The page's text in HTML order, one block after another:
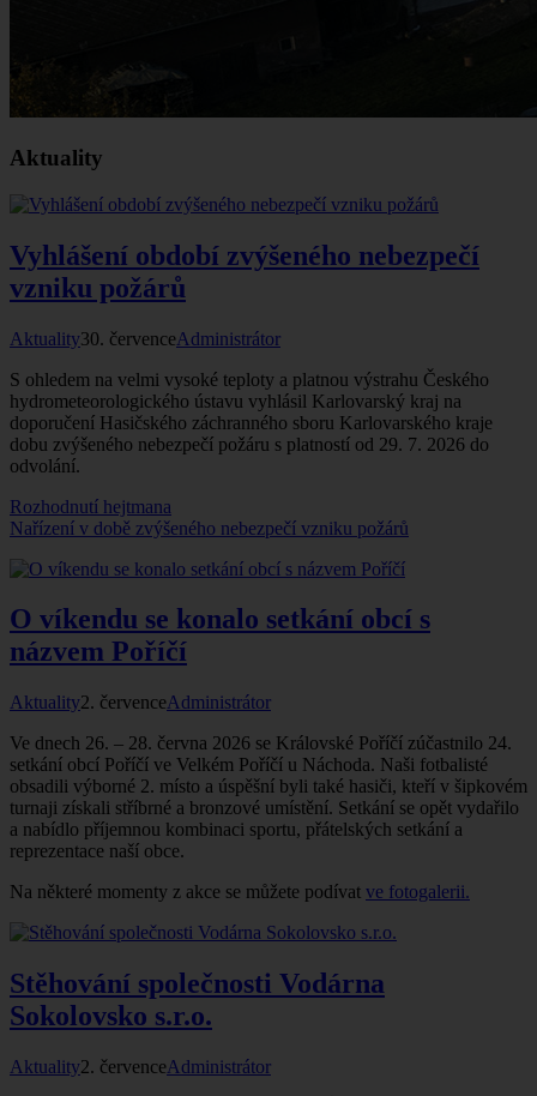
Aktuality
Vyhlášení období zvýšeného nebezpečí
vzniku požárů
Aktuality30. červenceAdministrátor
S ohledem na velmi vysoké teploty a platnou výstrahu Českého
hydrometeorologického ústavu vyhlásil Karlovarský kraj na
doporučení Hasičského záchranného sboru Karlovarského kraje
dobu zvýšeného nebezpečí požáru s platností od 29. 7. 2026 do
odvolání.
Rozhodnutí hejtmana
Nařízení v době zvýšeného nebezpečí vzniku požárů
O víkendu se konalo setkání obcí s
názvem Poříčí
Aktuality2. červenceAdministrátor
Ve dnech 26. – 28. června 2026 se Královské Poříčí zúčastnilo 24.
setkání obcí Poříčí ve Velkém Poříčí u Náchoda. Naši fotbalisté
obsadili výborné 2. místo a úspěšní byli také hasiči, kteří v šipkovém
turnaji získali stříbrné a bronzové umístění. Setkání se opět vydařilo
a nabídlo příjemnou kombinaci sportu, přátelských setkání a
reprezentace naší obce.
Na některé momenty z akce se můžete podívat ve fotogalerii.
Stěhování společnosti Vodárna
Sokolovsko s.r.o.
Aktuality2. červenceAdministrátor